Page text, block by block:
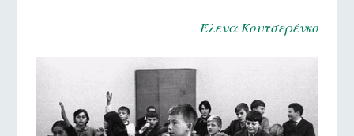
Έλενα Κουτσερένκο